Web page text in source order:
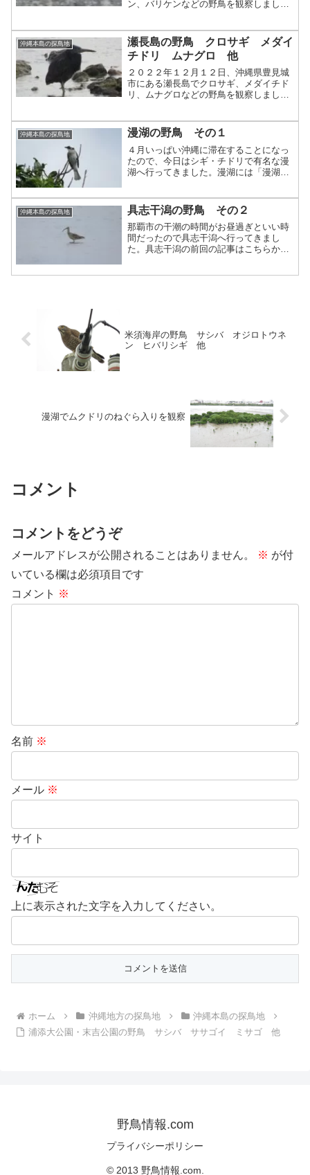
ン、バリケンなどの野鳥を観察しまし
沖縄本島の探鳥地
瀬長島の野鳥 クロサギ メダイ
チドリ ムナグロ 他
２０２２年１２月１２日、沖縄県豊見城
市にある瀬長島でクロサギ、メダイチド
リ、ムナグロなどの野鳥を観察しまし
沖縄本島の探鳥地 漫湖の野鳥 その１
４月いっぱい沖縄に滞在することになっ
たので、今日はシギ・チドリで有名な漫
湖へ行ってきました。漫湖には「漫湖水
備されています。干潟の常連イソシギは
ここにもいました。キアシ...
沖縄本島の探鳥地 具志干潟の野鳥 その２
那覇市の干潮の時間がお昼過ぎといい時
間だったので具志干潟へ行ってきまし
た。具志干潟の前回の記事はこちらから
米須海岸の野鳥 サシバ オジロトウネ
ン ヒバリシギ 他
漫湖でムクドリのねぐら入りを観察
コメント
コメントをどうぞ
メールアドレスが公開されることはありません。 ※ が付
いている欄は必須項目です
コメント ※
名前 ※
メール ※
サイト
上に表示された文字を入力してください。
ホーム 沖縄地方の探鳥地
沖縄本島の探鳥地
浦添大公園・末吉公園の野鳥 サシバ ササゴイ ミサゴ 他
野鳥情報.com
プライバシーポリシー
© 2013 野鳥情報.com.